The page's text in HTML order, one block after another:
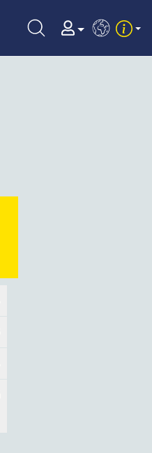
EN